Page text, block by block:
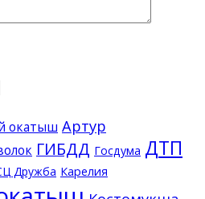
окатыш Артур
ГИБДД Госдума ДТП
Дружба Карелия